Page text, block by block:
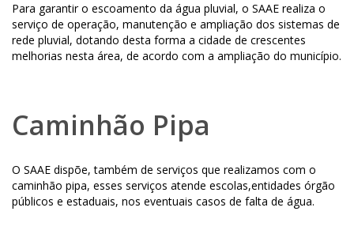
Para garantir o escoamento da água pluvial, o SAAE realiza o
serviço de operação, manutenção e ampliação dos sistemas de
rede pluvial, dotando desta forma a cidade de crescentes
melhorias nesta área, de acordo com a ampliação do município.
Caminhão Pipa
O SAAE dispõe, também de serviços que realizamos com o
caminhão pipa, esses serviços atende escolas,entidades órgão
públicos e estaduais, nos eventuais casos de falta de água.